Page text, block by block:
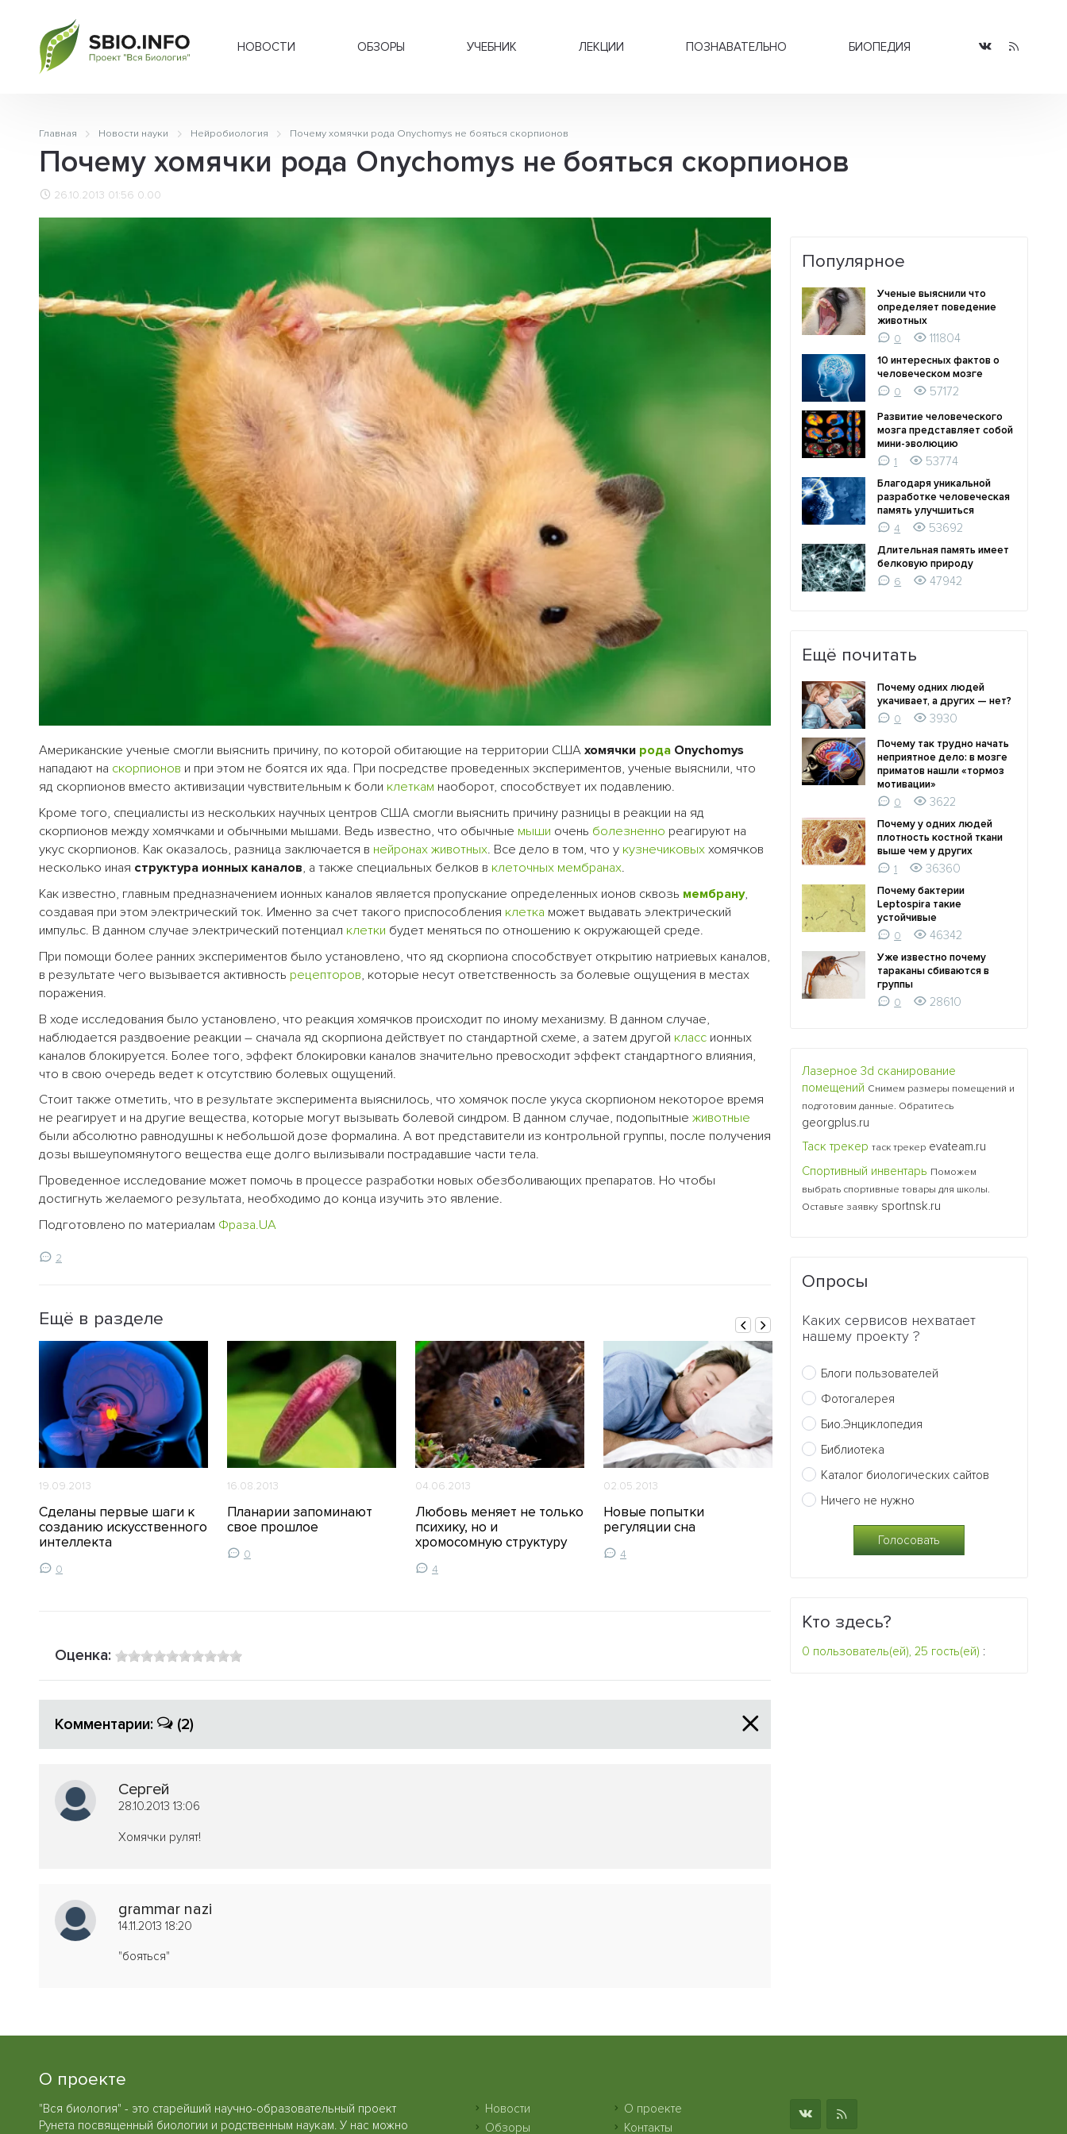
НОВОСТИ ОБЗОРЫ УЧЕБНИК ЛЕКЦИИ ПОЗНАВАТЕЛЬНО БИОПЕДИЯ
Главная Новости науки Нейробиология Почему хомячки рода Onychomys не бояться скорпионов
Почему хомячки рода Onychomys не бояться скорпионов
26.10.2013 01:56 0.00
Американские ученые смогли выяснить причину, по которой обитающие на территории США хомячки рода Onychomys
нападают на скорпионов и при этом не боятся их яда. При посредстве проведенных экспериментов, ученые выяснили, что
яд скорпионов вместо активизации чувствительным к боли клеткам наоборот, способствует их подавлению.
Кроме того, специалисты из нескольких научных центров США смогли выяснить причину разницы в реакции на яд
скорпионов между хомячками и обычными мышами. Ведь известно, что обычные мыши очень болезненно реагируют на
укус скорпионов. Как оказалось, разница заключается в нейронах животных. Все дело в том, что у кузнечиковых хомячков
несколько иная структура ионных каналов, а также специальных белков в клеточных мембранах.
Как известно, главным предназначением ионных каналов является пропускание определенных ионов сквозь мембрану,
создавая при этом электрический ток. Именно за счет такого приспособления клетка может выдавать электрический
импульс. В данном случае электрический потенциал клетки будет меняться по отношению к окружающей среде.
При помощи более ранних экспериментов было установлено, что яд скорпиона способствует открытию натриевых каналов,
в результате чего вызывается активность рецепторов, которые несут ответственность за болевые ощущения в местах
поражения.
В ходе исследования было установлено, что реакция хомячков происходит по иному механизму. В данном случае,
наблюдается раздвоение реакции – сначала яд скорпиона действует по стандартной схеме, а затем другой класс ионных
каналов блокируется. Более того, эффект блокировки каналов значительно превосходит эффект стандартного влияния,
что в свою очередь ведет к отсутствию болевых ощущений.
Стоит также отметить, что в результате эксперимента выяснилось, что хомячок после укуса скорпионом некоторое время
не реагирует и на другие вещества, которые могут вызывать болевой синдром. В данном случае, подопытные животные
были абсолютно равнодушны к небольшой дозе формалина. А вот представители из контрольной группы, после получения
дозы вышеупомянутого вещества еще долго вылизывали пострадавшие части тела.
Проведенное исследование может помочь в процессе разработки новых обезболивающих препаратов. Но чтобы
достигнуть желаемого результата, необходимо до конца изучить это явление.
Подготовлено по материалам Фраза.UA
2
Ещё в разделе
19.09.2013
Сделаны первые шаги к
созданию искусственного
интеллекта
0
16.08.2013
Планарии запоминают
свое прошлое
0
04.06.2013
Любовь меняет не только
психику, но и
хромосомную структуру
4
02.05.2013
Новые попытки
регуляции сна
4
Благодаря человеческим
клеткам мыши стали
Оценка:
Комментарии: (2)
Сергей
28.10.2013 13:06
Хомячки рулят!
grammar nazi
14.11.2013 18:20
"бояться"
Популярное
Ученые выяснили что
определяет поведение
животных
0
111804
10 интересных фактов о
человеческом мозге
0
57172
Развитие человеческого
мозга представляет собой
мини-эволюцию
1
53774
Благодаря уникальной
разработке человеческая
память улучшиться
4
53692
Длительная память имеет
белковую природу
6
47942
Ещё почитать
Почему одних людей
укачивает, а других — нет?
0
3930
Почему так трудно начать
неприятное дело: в мозге
приматов нашли «тормоз
мотивации»
0
3622
Почему у одних людей
плотность костной ткани
выше чем у других
1
36360
Почему бактерии
Leptospira такие
устойчивые
0
46342
Уже известно почему
тараканы сбиваются в
группы
0
28610
Лазерное 3d сканирование
помещений Снимем размеры помещений и
подготовим данные. Обратитесь
georgplus.ru
Таск трекер таск трекер evateam.ru
Спортивный инвентарь Поможем
выбрать спортивные товары для школы.
Оставьте заявку sportnsk.ru
Опросы
Каких сервисов нехватает
нашему проекту ?
Блоги пользователей
Фотогалерея
Био.Энциклопедия
Библиотека
Каталог биологических сайтов
Ничего не нужно
Кто здесь?
0 пользователь(ей), 25 гость(ей) :
О проекте
"Вся биология" - это старейший научно-образовательный проект
Рунета посвященный биологии и родственным наукам. У нас можно
Новости
Обзоры
О проекте
Контакты